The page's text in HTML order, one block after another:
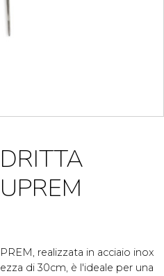
realizzata in acciaio inox
di 30cm, è l'ideale per una